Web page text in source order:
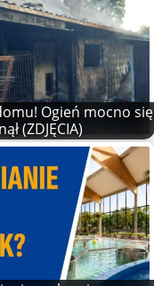
Ogień mocno się
(ZDJĘCIA)